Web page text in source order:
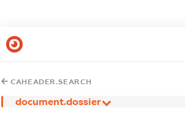
CAHEADER.SEARCH
document.dossier